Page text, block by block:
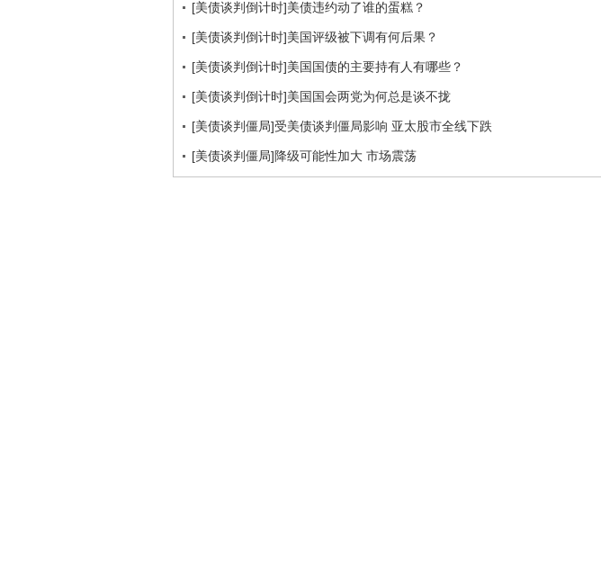
[美债谈判倒计时]美债违约动了谁的蛋糕？
[美债谈判倒计时]美国评级被下调有何后果？
[美债谈判倒计时]美国国债的主要持有人有哪些？
[美债谈判倒计时]美国国会两党为何总是谈不拢
[美债谈判僵局]受美债谈判僵局影响 亚太股市全线下跌
[美债谈判僵局]降级可能性加大 市场震荡